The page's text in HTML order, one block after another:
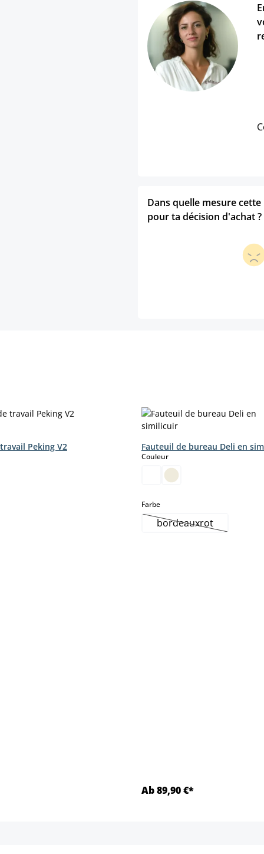
Dans quelle mesure
pour ta décision d'achat ?
Peking V2 Fauteuil de bureau Deli en
Couleurselect
Farbeselect
bordeauxrot(Cette option n'est
Ab 89,90 €*